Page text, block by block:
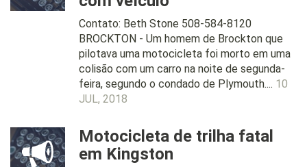
Contato: Beth Stone 508-584-8120
BROCKTON - Um homem de Brockton que
pilotava uma motocicleta foi morto em uma
colisão com um carro na noite de segunda-
feira, segundo o condado de Plymouth.... 10
JUL, 2018
Motocicleta de trilha fatal
em Kingston